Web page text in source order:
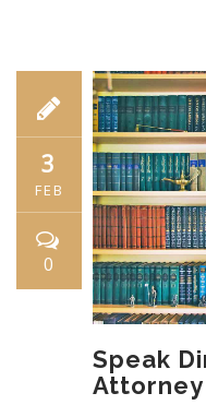
3
FEB
0
Speak
Attorney